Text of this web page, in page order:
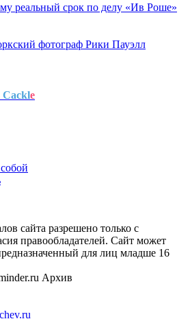
реальный срок по делу «Ив Роше»
фотограф Рики Пауэлл
Cackle
сайта разрешено только с
правообладателей. Сайт может
для лиц младше 16
Архив